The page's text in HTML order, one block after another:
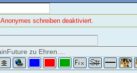
Anonymes schreiben deaktiviert.